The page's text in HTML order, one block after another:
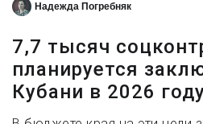
Надежда Погребняк
7,7 тысяч
планируется
Кубани в 2026